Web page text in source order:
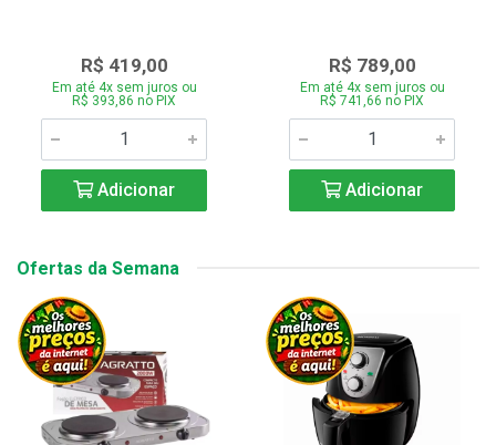
R$ 419,00
Em até 4x sem juros ou
R$ 393,86 no PIX
Adicionar
R$ 789,00
Em até 4x sem juros ou
R$ 741,66 no PIX
Adicionar
Ofertas da Semana